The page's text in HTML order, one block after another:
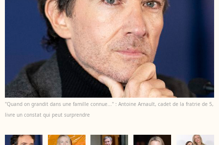
"Quand on grandit dans une famille connue..." : Antoine Arnault, cadet de la fratrie de 5,
livre un constat qui peut surprendre